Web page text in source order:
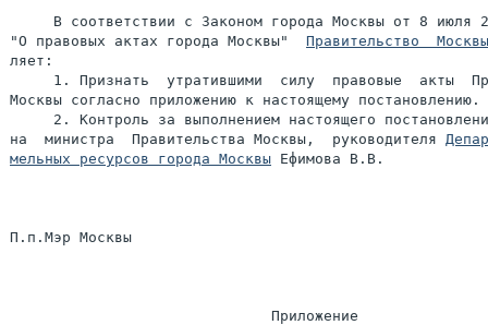
В соответствии с Законом города Москвы от 8 июля
"О правовых актах города Москвы" Правительство  Москвы
ляет:
1. Признать  утратившими  силу  правовые  акты
Москвы согласно приложению к настоящему постановлению.
2. Контроль за выполнением настоящего
на  министра  Правительства Москвы,  руководителя
мельных ресурсов города Москвы Ефимова В.В.
П.п.Мэр Москвы
                              Приложение